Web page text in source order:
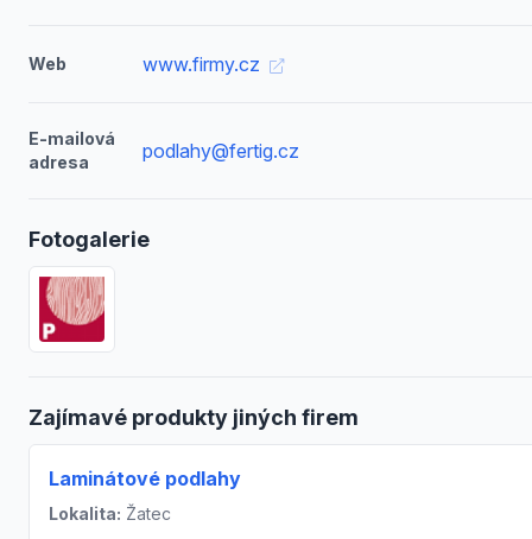
Web www.firmy.cz
E-mailová
adresa
podlahy@fertig.cz
Fotogalerie
Zajímavé produkty jiných firem
Laminátové podlahy
Lokalita: Žatec